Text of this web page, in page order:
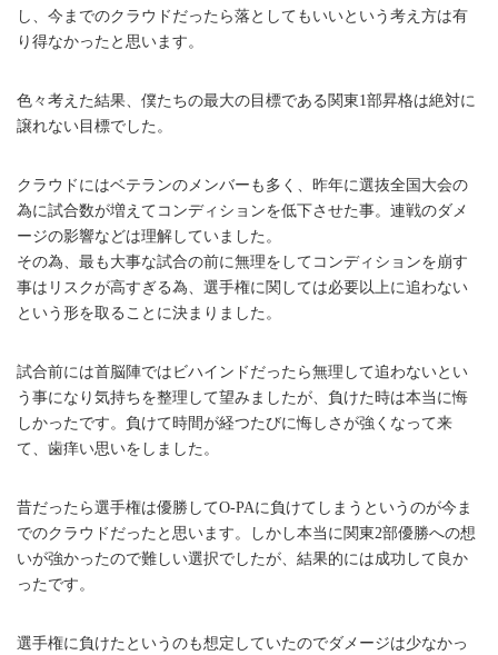
し、今までのクラウドだったら落としてもいいという考え方は有
り得なかったと思います。
色々考えた結果、僕たちの最大の目標である関東1部昇格は絶対に
譲れない目標でした。
クラウドにはベテランのメンバーも多く、昨年に選抜全国大会の
為に試合数が増えてコンディションを低下させた事。連戦のダメ
ージの影響などは理解していました。
その為、最も大事な試合の前に無理をしてコンディションを崩す
事はリスクが高すぎる為、選手権に関しては必要以上に追わない
という形を取ることに決まりました。
試合前には首脳陣ではビハインドだったら無理して追わないとい
う事になり気持ちを整理して望みましたが、負けた時は本当に悔
しかったです。負けて時間が経つたびに悔しさが強くなって来
て、歯痒い思いをしました。
昔だったら選手権は優勝してO-PAに負けてしまうというのが今ま
でのクラウドだったと思います。しかし本当に関東2部優勝への想
いが強かったので難しい選択でしたが、結果的には成功して良か
ったです。
選手権に負けたというのも想定していたのでダメージは少なかっ